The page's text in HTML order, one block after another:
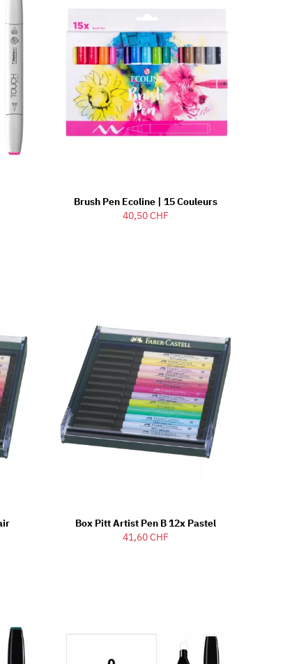
Brush Pen Ecoline | 15 Couleurs
40,50 CHF
Box Pitt Artist Pen B 12x Pastel
41,60 CHF